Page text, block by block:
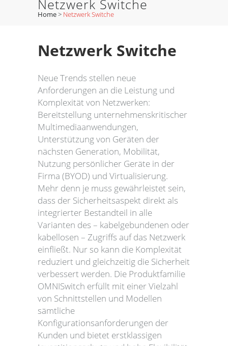
Netzwerk Switche
Home> Netzwerk Switche
Netzwerk Switche
Neue Trends stellen neue
Anforderungen an die Leistung und
Komplexität von Netzwerken:
Bereitstellung unternehmenskritischer
Multimediaanwendungen,
Unterstützung von Geräten der
nächsten Generation, Mobilität,
Nutzung persönlicher Geräte in der
Firma (BYOD) und Virtualisierung.
Mehr denn je muss gewährleistet sein,
dass der Sicherheitsaspekt direkt als
integrierter Bestandteil in alle
Varianten des – kabelgebundenen oder
kabellosen – Zugriffs auf das Netzwerk
einfließt. Nur so kann die Komplexität
reduziert und gleichzeitig die Sicherheit
verbessert werden. Die Produktfamilie
OMNISwitch erfüllt mit einer Vielzahl
von Schnittstellen und Modellen
sämtliche
Konfigurationsanforderungen der
Kunden und bietet erstklassigen